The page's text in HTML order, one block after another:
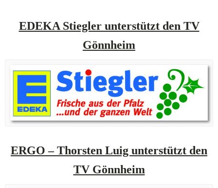
EDEKA Stiegler unterstützt den TV
Gönnheim
ERGO – Thorsten Luig unterstützt den
TV Gönnheim